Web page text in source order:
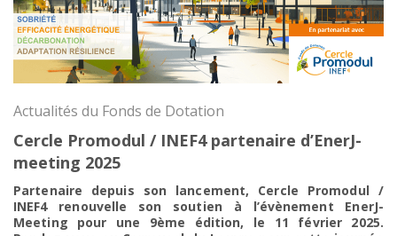
Actualités du Fonds de Dotation
Cercle Promodul / INEF4 partenaire d’EnerJ-
meeting 2025
Partenaire depuis son lancement, Cercle Promodul /
INEF4 renouvelle son soutien à l’évènement EnerJ-
Meeting pour une 9ème édition, le 11 février 2025.